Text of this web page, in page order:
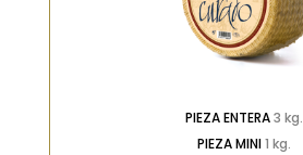
PIEZA ENTERA3 kg.
PIEZA MINI1 kg.